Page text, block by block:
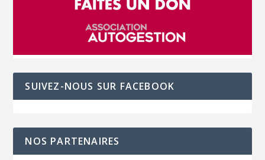
SUIVEZ-NOUS SUR FACEBOOK
NOS PARTENAIRES